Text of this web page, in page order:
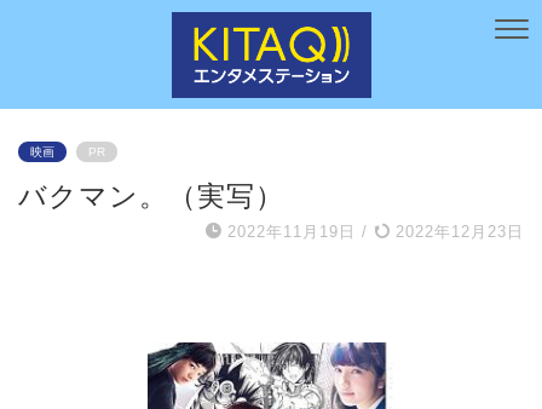
映画 PR
バクマン。（実写）
2022年11月19日 / 2022年12月23日